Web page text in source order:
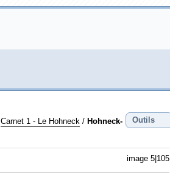
Outils
Carnet 1 - Le Hohneck/ Hohneck-
image 5|105